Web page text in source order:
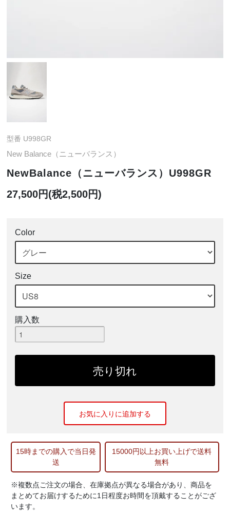
型番 U998GR
New Balance（ニューバランス）
NewBalance（ニューバランス）U998GR
27,500円(税2,500円)
Color
Size
購入数
お気に入りに追加する
15時までの購入で当日発
送
15000円以上お買い上げで送料
無料
※複数点ご注文の場合、在庫拠点が異なる場合があり、商品を
まとめてお届けするために1日程度お時間を頂戴することがござ
います。